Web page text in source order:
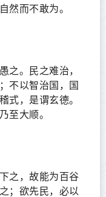
然而不敢为。
之。民之难治，
不以智治国，国
式，是谓玄德。
至大顺。
之，故能为百谷
；欲先民，必以